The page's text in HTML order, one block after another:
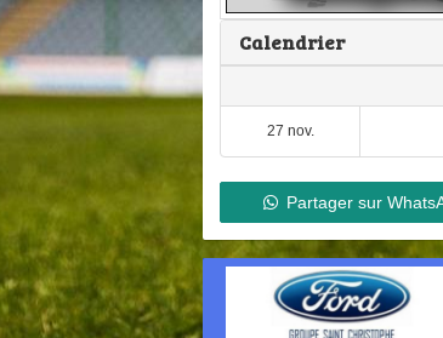
Calendrier
27 nov.
Partager sur